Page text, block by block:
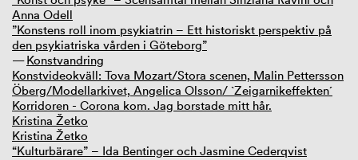
Anna Odell
”Konstens roll inom psykiatrin – Ett historiskt perspektiv på
den psykiatriska vården i Göteborg”
Konstvandring
Konstvideokväll: Tova Mozart/Stora scenen, Malin Pettersson
Öberg/Modellarkivet, Angelica Olsson/ `Zeigarnikeffekten´
Korridoren - Corona kom. Jag borstade mitt hår.
Kristina Žetko
Kristina Žetko
“Kulturbärare” – Ida Bentinger och Jasmine Cederqvist